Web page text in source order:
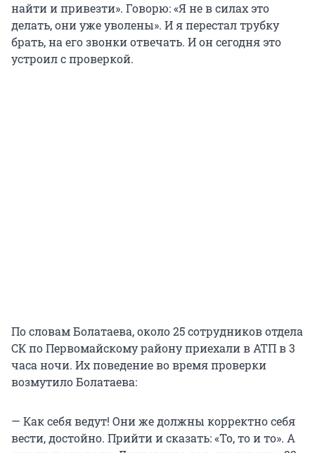
найти и привезти». Говорю: «Я не в силах это
делать, они уже уволены». И я перестал трубку
брать, на его звонки отвечать. И он сегодня это
устроил с проверкой.
По словам Болатаева, около 25 сотрудников отдела
СК по Первомайскому району приехали в АТП в 3
часа ночи. Их поведение во время проверки
возмутило Болатаева:
— Как себя ведут! Они же должны корректно себя
вести, достойно. Прийти и сказать: «То, то и то». А